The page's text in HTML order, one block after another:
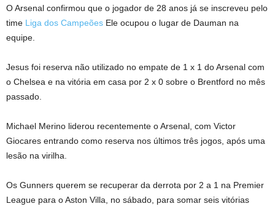
O Arsenal confirmou que o jogador de 28 anos já se inscreveu pelo
time Liga dos Campeões Ele ocupou o lugar de Dauman na
equipe.
Jesus foi reserva não utilizado no empate de 1 x 1 do Arsenal com
o Chelsea e na vitória em casa por 2 x 0 sobre o Brentford no mês
passado.
Michael Merino liderou recentemente o Arsenal, com Victor
Giocares entrando como reserva nos últimos três jogos, após uma
lesão na virilha.
Os Gunners querem se recuperar da derrota por 2 a 1 na Premier
League para o Aston Villa, no sábado, para somar seis vitórias